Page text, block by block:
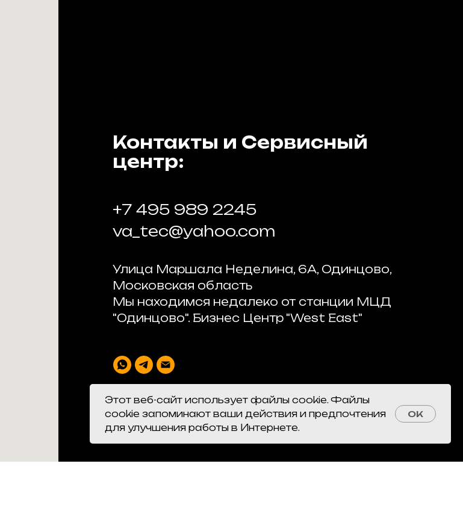
Контакты и Сервисный
центр:
+7 495 989 2245
va_tec@yahoo.com
Улица Маршала Неделина, 6А, Одинцово,
Московская область
Мы находимся недалеко от станции МЦД
"Одинцово". Бизнес Центр "West East"
Этот веб-сайт использует файлы cookie. Файлы
cookie запоминают ваши действия и предпочтения
для улучшения работы в Интернете.
OK